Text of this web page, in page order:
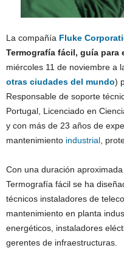
La compañía Fluke
Termografía fácil, guía para
miércoles 11 de noviembre a
otras ciudades del mundo)
Responsable de soporte
Portugal, Licenciado en
y con más de 23 años de
mantenimiento industrial ,
Con una duración
Termografía fácil se ha
técnicos instaladores de
mantenimiento en planta
energéticos, instaladores
gerentes de infraestructuras.